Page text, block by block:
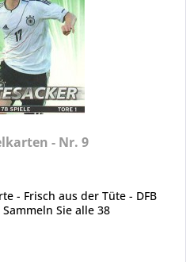
- Nr. 9
- Frisch aus der Tüte - DFB
Sie alle 38